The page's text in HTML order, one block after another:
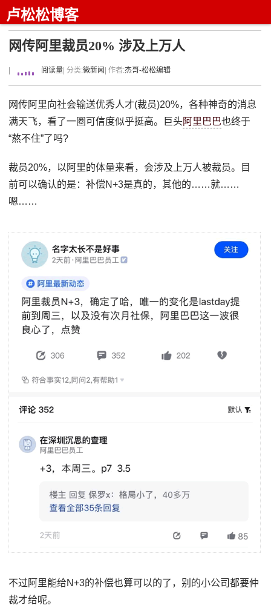
卢松松博客
网传阿里裁员20% 涉及上万人
阅读量 | 分类:微新闻 | 作者:杰哥-松松编辑
网传阿里向社会输送优秀人才(裁员)20%，各种神奇的消息
满天飞，看了一圈可信度似乎挺高。巨头阿里巴巴也终于
“熬不住”了吗?
裁员20%，以阿里的体量来看，会涉及上万人被裁员。目
前可以确认的是：补偿N+3是真的，其他的……就……
嗯……
不过阿里能给N+3的补偿也算可以的了，别的小公司都要仲
裁才给呢。